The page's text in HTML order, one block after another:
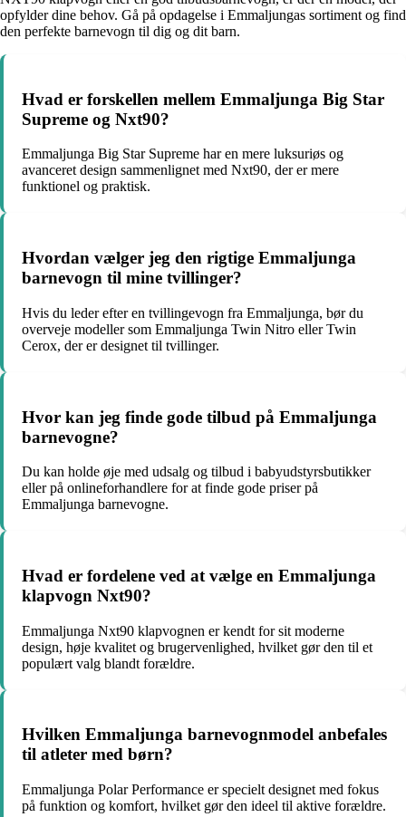
opfylder dine behov. Gå på opdagelse i Emmaljungas sortiment og find
den perfekte barnevogn til dig og dit barn.
Hvad er forskellen mellem Emmaljunga Big Star
Supreme og Nxt90?
Emmaljunga Big Star Supreme har en mere luksuriøs og
avanceret design sammenlignet med Nxt90, der er mere
funktionel og praktisk.
Hvordan vælger jeg den rigtige Emmaljunga
barnevogn til mine tvillinger?
Hvis du leder efter en tvillingevogn fra Emmaljunga, bør du
overveje modeller som Emmaljunga Twin Nitro eller Twin
Cerox, der er designet til tvillinger.
Hvor kan jeg finde gode tilbud på Emmaljunga
barnevogne?
Du kan holde øje med udsalg og tilbud i babyudstyrsbutikker
eller på onlineforhandlere for at finde gode priser på
Emmaljunga barnevogne.
Hvad er fordelene ved at vælge en Emmaljunga
klapvogn Nxt90?
Emmaljunga Nxt90 klapvognen er kendt for sit moderne
design, høje kvalitet og brugervenlighed, hvilket gør den til et
populært valg blandt forældre.
Hvilken Emmaljunga barnevognmodel anbefales
til atleter med børn?
Emmaljunga Polar Performance er specielt designet med fokus
på funktion og komfort, hvilket gør den ideel til aktive forældre.